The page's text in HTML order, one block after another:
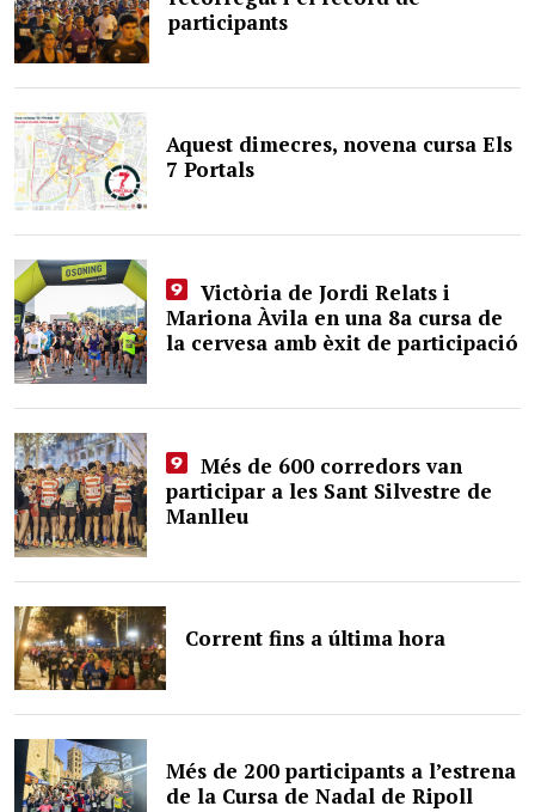
participants
Aquest dimecres, novena cursa Els
7 Portals
Victòria de Jordi Relats i
Mariona Àvila en una 8a cursa de
la cervesa amb èxit de participació
Més de 600 corredors van
participar a les Sant Silvestre de
Manlleu
Corrent fins a última hora
Més de 200 participants a l’estrena
de la Cursa de Nadal de Ripoll